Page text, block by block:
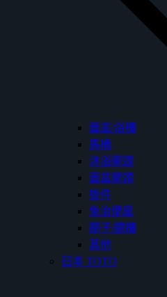
面盆/浴櫃
馬桶
沐浴龍頭
面盆龍頭
掛件
免治便座
鏡子/鏡櫃
其他
日本 TOTO